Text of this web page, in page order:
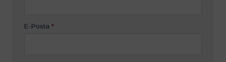
E-Posta *